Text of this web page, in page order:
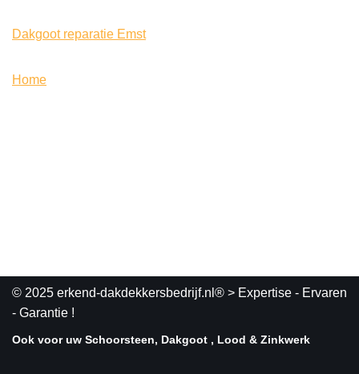
Dakgoot reparatie Emst
Home
© 2025 erkend-dakdekkersbedrijf.nl® > Expertise - Ervaren
- Garantie !
Ook voor uw Schoorsteen, Dakgoot , Lood & Zinkwerk